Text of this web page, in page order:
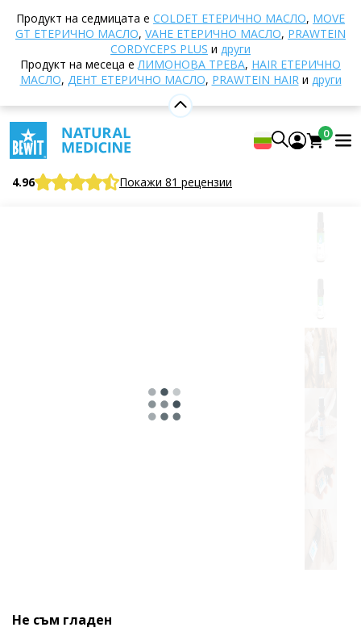
Продукт на седмицата е COLDET EТЕРИЧНО МАСЛО, MOVE
GT ЕТЕРИЧНО МАСЛО, VAHE ЕТЕРИЧНО МАСЛО, PRAWTEIN
CORDYCEPS PLUS и други
Продукт на месеца еЛИМОНОВА ТРЕВА, HAIR ЕТЕРИЧНО
МАСЛО, ДЕНТ ЕТЕРИЧНО МАСЛО, PRAWTEIN HAIRи други
0
масла
Смеси от етерични масла
Wloss
Етерично масло
Wloss Етерично масло
100% чиста и натурална смес от етерични масла
CTEO®
4.96 Покажи 81 рецензии
Не съм гладен